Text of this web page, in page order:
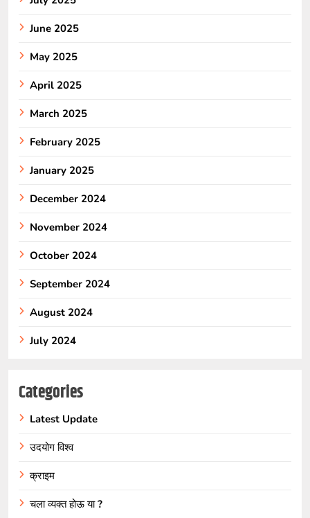
June 2025
May 2025
April 2025
March 2025
February 2025
January 2025
December 2024
November 2024
October 2024
September 2024
August 2024
July 2024
Categories
Latest Update
उदयोग विश्व
क्राइम
चला व्यक्त होऊ या ?